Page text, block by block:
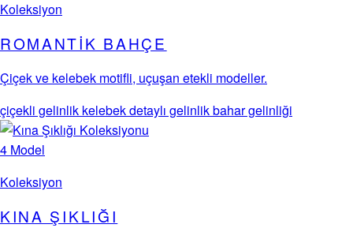
Koleksiyon
ROMANTIK BAHÇE
Çiçek ve kelebek motifli, uçuşan etekli modeller.
çiçekli gelinlik kelebek detaylı gelinlikbahar gelinliği
4 Model
Koleksiyon
KINA ŞIKLIĞI